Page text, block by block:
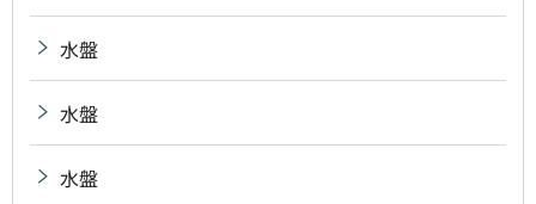
水盤
水盤
水盤